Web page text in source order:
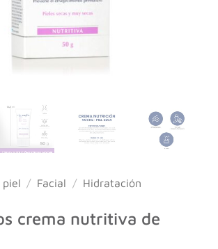
piel / Facial / Hidratación
crema nutritiva de